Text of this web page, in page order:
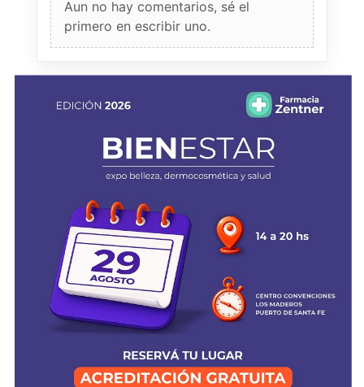
Aun no hay comentarios, sé el
primero en escribir uno.